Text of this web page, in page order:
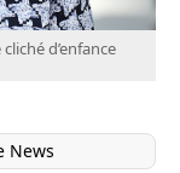
d’enfance
News